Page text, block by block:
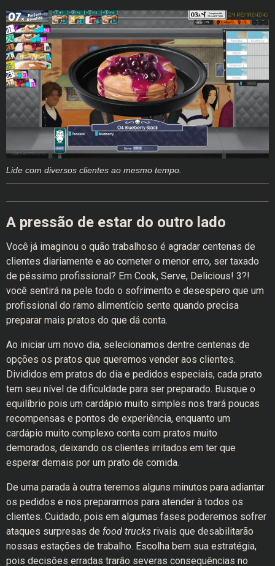
Lide com diversos clientes ao mesmo tempo.
A pressão de estar do outro lado
Você já imaginou o quão trabalhoso é agradar centenas de
clientes diariamente e ao cometer o menor erro, ser taxado
de péssimo profissional? Em Cook, Serve, Delicious! 3?!
você sentirá na pele todo o sofrimento e desespero que um
profissional do ramo alimentício sente quando precisa
preparar mais pratos do que dá conta.
Ao iniciar um novo dia, selecionamos dentre centenas de
opções os pratos que queremos vender aos clientes.
Divididos em pratos do dia e pedidos especiais, cada prato
tem seu nível de dificuldade para ser preparado. Busque o
equilíbrio pois um cardápio muito simples nos trará poucas
recompensas e pontos de experiência, enquanto um
cardápio muito complexo conta com pratos muito
demorados, deixando os clientes irritados em ter que
esperar demais por um prato de comida.
De uma parada à outra teremos alguns minutos para adiantar
os pedidos e nos prepararmos para atender à todos os
clientes. Cuidado, pois em algumas fases poderemos sofrer
ataques surpresas de food trucks rivais que desabilitarão
nossas estações de trabalho. Escolha bem sua estratégia,
pois decisões erradas trarão severas consequências no